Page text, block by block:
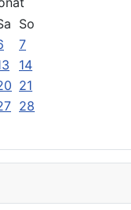
So
7
14
21
28